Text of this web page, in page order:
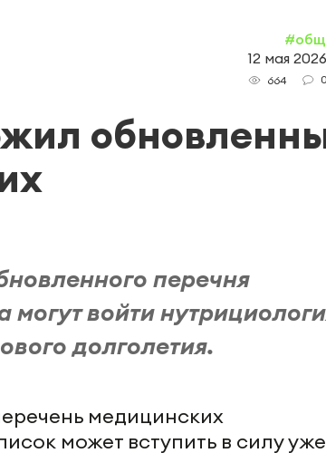
12 мая
664
перечня
войти
долголетия.